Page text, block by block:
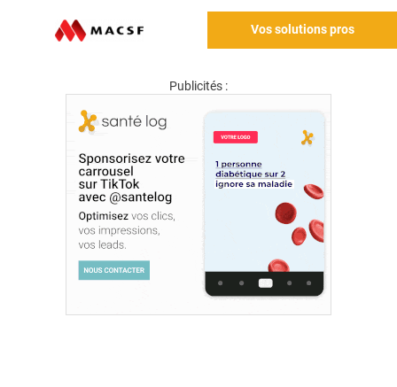
Vos solutions pros
Publicités :